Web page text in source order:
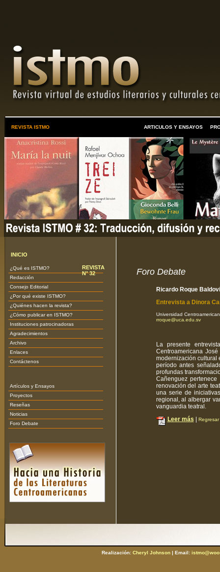
REVISTA ISTMO ARTICULOS Y ENSAYOS
INICIO
¿Qué es ISTMO?
Redacción
Consejo Editorial
¿Por qué existe ISTMO?
¿Quiénes hacen la revista?
¿Cómo publicar en ISTMO?
Instituciones patrocinadoras
Agradecimientos
Archivo
Enlaces
Contáctenos
REVISTA
N° 32
Artículos y Ensayos
Proyectos
Reseñas
Noticias
Foro Debate
Foro Debate
Ricardo Roque
Entrevista a Dinora
Universidad
rroque@uca.edu.sv
La presente
Centroamericana
modernización cultural
período antes
profundas
Cañenguez
renovación del arte
una serie de
regional, al albergar
vanguardia teatral.
Leer más
Realización: Cheryl Johnson | Email: